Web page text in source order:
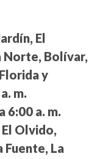
El
Norte, Bolívar,
y
m.
6:00 a. m.
El Olvido,
Fuente, La